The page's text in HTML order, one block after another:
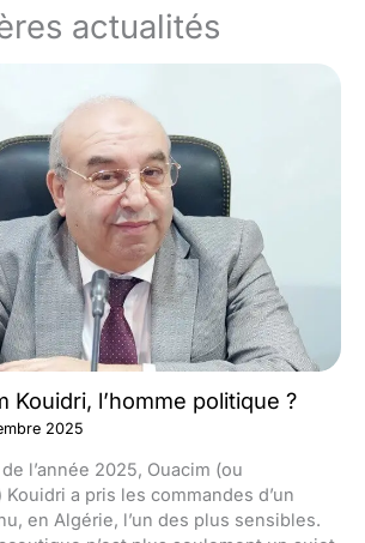
actualités
Kouidri, l’homme politique ?
2025
l’année 2025, Ouacim (ou
Kouidri a pris les commandes d’un
en Algérie, l’un des plus sensibles.